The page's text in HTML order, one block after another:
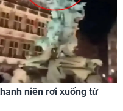
niên rơi xuống từ